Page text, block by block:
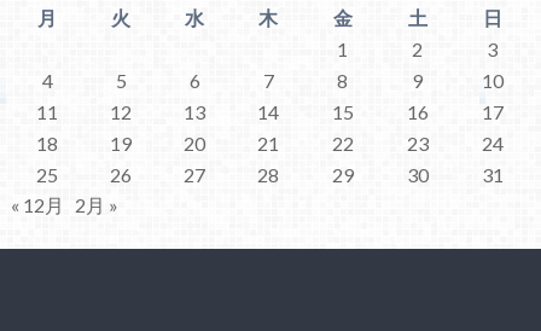
月
火 水 木 金 土
日
1
2
3
4
5 6 7 8 9
10
11
12 13 14 15 16
17
18
19 20 21 22 23
24
25
26 27 28 29 30
31
« 12月
2月 »